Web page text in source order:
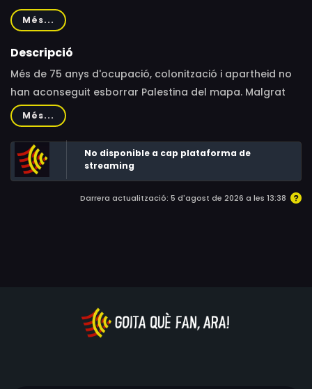
Galván
Més...
Descripció
Més de 75 anys d'ocupació, colonització i apartheid no
han aconseguit esborrar Palestina del mapa. Malgrat
totes les dificultats, els i les palestines lluiten per
certificar que existir és resistir. El documental pretén
sintetitzar, a través de testimonis vivencials i d'expertes
sobre el terreny, la resistència que dia a dia el poble
palestí posa en pràctica i les violències acumulades
que l'Estat d'Israel empra per continuar expandint el seu
Més...
No disponible a cap plataforma de
streaming
Darrera actualització: 5 d'agost de 2026 a les 13:38